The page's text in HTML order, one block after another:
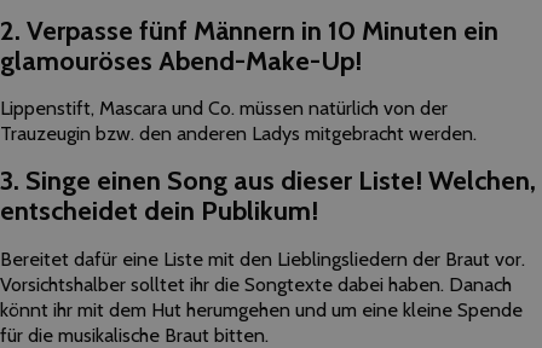
2. Verpasse fünf Männern in 10 Minuten ein
glamouröses Abend-Make-Up!
Lippenstift, Mascara und Co. müssen natürlich von der
Trauzeugin bzw. den anderen Ladys mitgebracht werden.
3. Singe einen Song aus dieser Liste! Welchen,
entscheidet dein Publikum!
Bereitet dafür eine Liste mit den Lieblingsliedern der Braut vor.
Vorsichtshalber solltet ihr die Songtexte dabei haben. Danach
könnt ihr mit dem Hut herumgehen und um eine kleine Spende
für die musikalische Braut bitten.